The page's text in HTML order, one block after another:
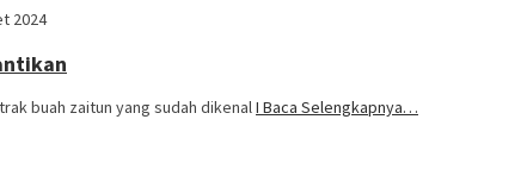
2024
buah zaitun yang sudah dikenal I Baca Selengkapnya…